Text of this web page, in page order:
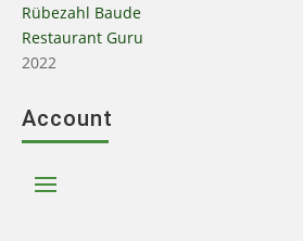
Rübezahl Baude
Restaurant Guru
2022
Account